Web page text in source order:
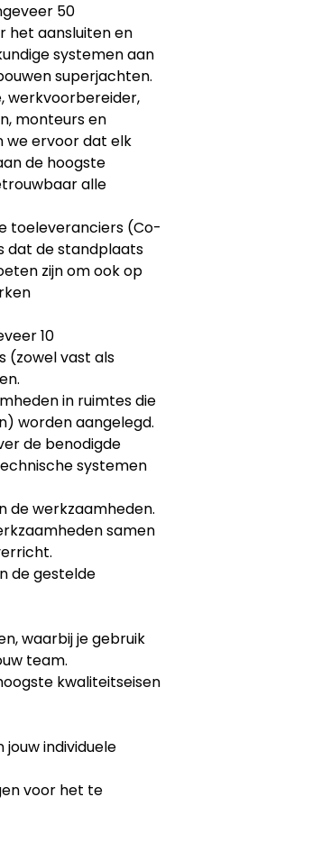
50
het aansluiten en
systemen aan
superjachten.
werkvoorbereider,
monteurs en
we ervoor dat elk
de hoogste
alle
toeleveranciers (Co-
dat de standplaats
zijn om ook op
10
(zowel vast als
in ruimtes die
worden aangelegd.
de benodigde
systemen
de werkzaamheden.
samen
de gestelde
waarbij je gebruik
team.
kwaliteitseisen
individuele
voor het te